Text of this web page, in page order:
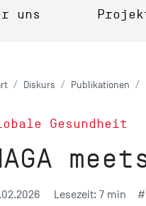
uns
Diskurs Publikationen
Gesundheit
Lesezeit: 7 min